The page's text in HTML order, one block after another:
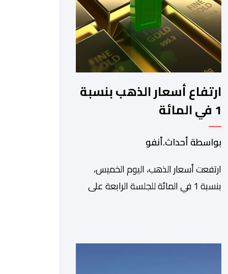
تساعدهم […]
ارتفاع أسعار الذهب بنسبة
1 في المائة
بواسطة أحداث.أنفو
ارتفعت أسعار الذهب، اليوم الخميس،
بنسبة 1 في المائة للجلسة الرابعة على